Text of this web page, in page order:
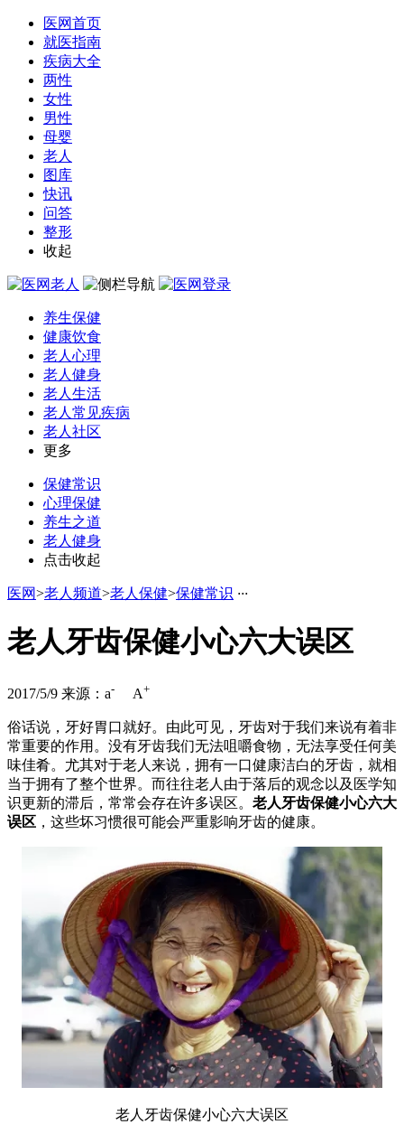
医网首页
就医指南
疾病大全
两性
女性
男性
母婴
老人
图库
快讯
问答
整形
收起
养生保健
健康饮食
老人心理
老人健身
老人生活
老人常见疾病
老人社区
更多
保健常识
心理保健
养生之道
老人健身
点击收起
医网>老人频道>老人保健>保健常识 ···
老人牙齿保健小心六大误区
2017/5/9 来源： a- A+
俗话说，牙好胃口就好。由此可见，牙齿对于我们来说有着非
常重要的作用。没有牙齿我们无法咀嚼食物，无法享受任何美
味佳肴。尤其对于老人来说，拥有一口健康洁白的牙齿，就相
当于拥有了整个世界。而往往老人由于落后的观念以及医学知
识更新的滞后，常常会存在许多误区。 老人牙齿保健小心六大
误区 ，这些坏习惯很可能会严重影响牙齿的健康。
老人牙齿保健小心六大误区